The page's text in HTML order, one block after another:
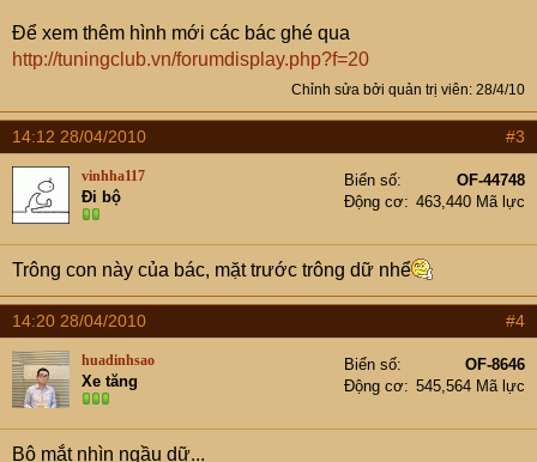
Để xem thêm hình mới các bác ghé qua
http://tuningclub.vn/forumdisplay.php?f=20
Chỉnh sửa bởi quản trị viên: 28/4/10
14:12 28/04/2010 #3
vinhha117
Đi bộ
Biển số
OF-44748
Động cơ
463,440 Mã lực
Trông con này của bác, mặt trước trông dữ nhể
14:20 28/04/2010 #4
huadinhsao
Xe tăng
Biển số
OF-8646
Động cơ
545,564 Mã lực
Bộ mắt nhìn ngầu dữ...